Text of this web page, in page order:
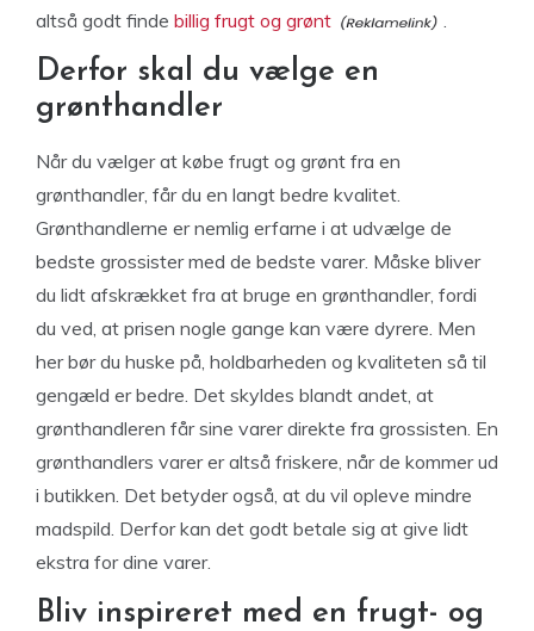
altså godt finde billig frugt og grønt .
Derfor skal du vælge en
grønthandler
Når du vælger at købe frugt og grønt fra en
grønthandler, får du en langt bedre kvalitet.
Grønthandlerne er nemlig erfarne i at udvælge de
bedste grossister med de bedste varer. Måske bliver
du lidt afskrækket fra at bruge en grønthandler, fordi
du ved, at prisen nogle gange kan være dyrere. Men
her bør du huske på, holdbarheden og kvaliteten så til
gengæld er bedre. Det skyldes blandt andet, at
grønthandleren får sine varer direkte fra grossisten. En
grønthandlers varer er altså friskere, når de kommer ud
i butikken. Det betyder også, at du vil opleve mindre
madspild. Derfor kan det godt betale sig at give lidt
ekstra for dine varer.
Bliv inspireret med en frugt- og